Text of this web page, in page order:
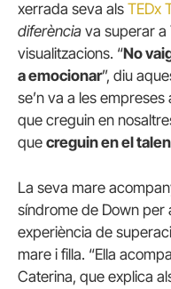
xerrada seva als TEDx
diferència va superar a
visualitzacions. “No
a emocionar”, diu
se’n va a les
que creguin en
que creguin en el
La seva mare
síndrome de Down per
experiència de
mare i filla. “Ella
Caterina, que explica